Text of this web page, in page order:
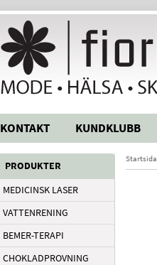
KONTAKT KUNDKLUBB
PRODUKTER
MEDICINSK LASER
VATTENRENING
BEMER-TERAPI
CHOKLADPROVNING
Startsida